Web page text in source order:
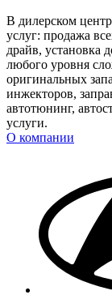
В дилерском
услуг: продажа
драйв, установка
любого уровня
оригинальных
инжекторов,
автотюнинг,
услуги.
О компании